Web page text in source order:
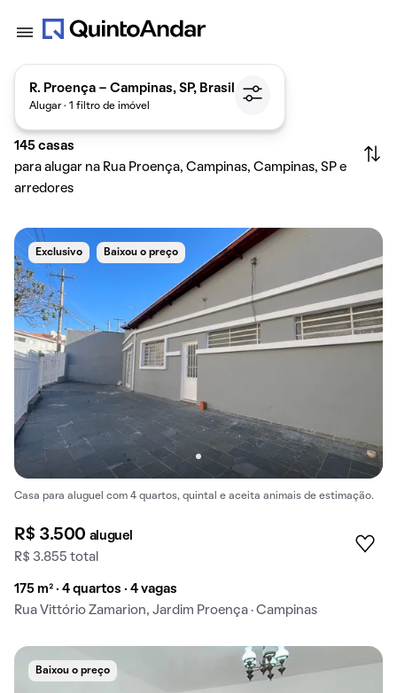
R. Proença - Campinas, SP, Brasil
Alugar · 1 filtro de imóvel
145 casas
para alugar na Rua Proença, Campinas, Campinas, SP e
arredores
Exclusivo Baixou o preço
Casa para aluguel com 4 quartos, quintal e aceita animais de estimação.
R$ 3.500 aluguel
R$ 3.855 total
175 m² · 4 quartos · 4 vagas
Rua Vittório Zamarion, Jardim Proença · Campinas
Baixou o preço